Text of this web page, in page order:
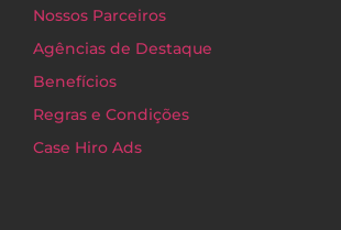
Nossos Parceiros
Agências de Destaque
Benefícios
Regras e Condições
Case Hiro Ads